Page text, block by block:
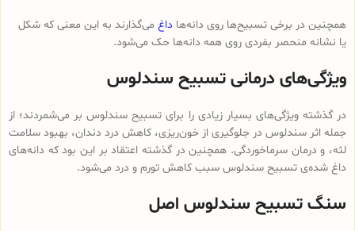
همچنین در برخی تسبیح‌ها روی دانه‌ها داغ می‌گذارند به این معنی که شکل
یا نشانه منحصر بفردی روی همه دانه‌ها حک می‌شود.
ویژگی‌های درمانی تسبیح سندلوس
در گذشته ویژگی‌های بسیار زیادی را برای تسبیح سندلوس بر می‌شمردند؛ از
جمله اثر سندلوس در جلوگیری از خون‌ریزی، کاهش درد دندان، بهبود سلامت
لثه، و درمان سرماخوردگی. همچنین در گذشته اعتقاد بر این بود که دانه‌های
داغ شده‌ی تسبیح سندلوس سبب کاهش تورم و درد می‌شود.
سنگ تسبیح سندلوس اصل